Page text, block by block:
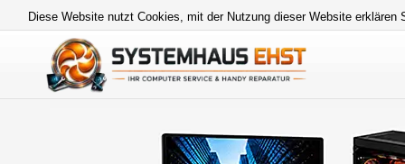
Diese Website nutzt Cookies, mit der Nutzung dieser Website